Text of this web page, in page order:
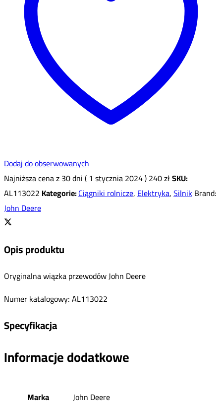
Dodaj do obserwowanych
Najniższa cena z 30 dni (1 stycznia 2024)240złSKU:
AL113022 Kategorie:Ciągniki rolnicze,Elektryka,SilnikBrand:
John Deere
Opis produktu
Oryginalna wiązka przewodów John Deere
Numer katalogowy: AL113022
Specyfikacja
Informacje dodatkowe
Marka John Deere